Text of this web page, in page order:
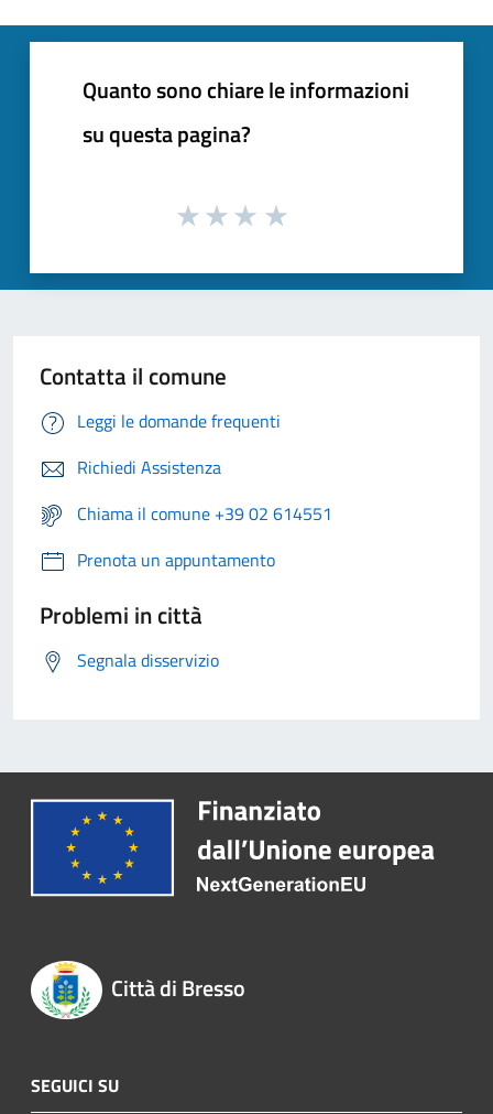
Quanto sono chiare le informazioni
su questa pagina?
Contatta il comune
Leggi le domande frequenti
Richiedi Assistenza
Chiama il comune +39 02 614551
Prenota un appuntamento
Problemi in città
Segnala disservizio
Città di Bresso
SEGUICI SU